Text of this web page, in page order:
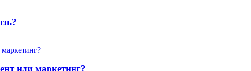
или маркетинг?